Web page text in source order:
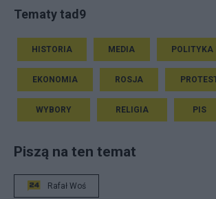
Tematy tad9
HISTORIA MEDIA
EKONOMIA ROSJA
WYBORY RELIGIA PIS
Piszą na ten temat
Rafał Woś